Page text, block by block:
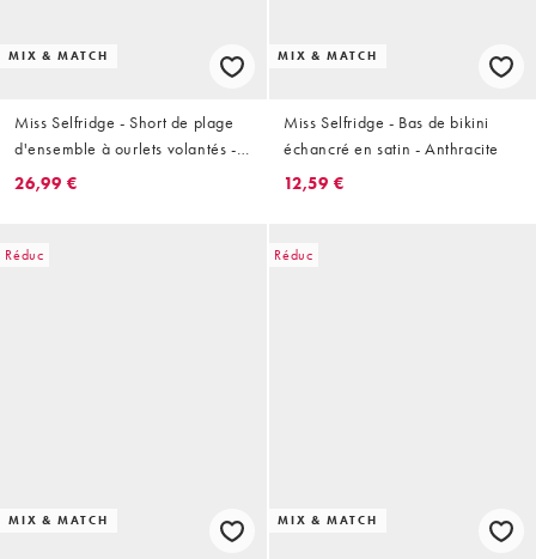
MIX & MATCH
Miss Selfridge - Short de plage
d'ensemble à ourlets volantés -
Blanc
26,99 €
MIX & MATCH
Miss Selfridge - Bas de bikini
échancré en satin - Anthracite
12,59 €
Réduc
MIX & MATCH
Réduc
MIX & MATCH